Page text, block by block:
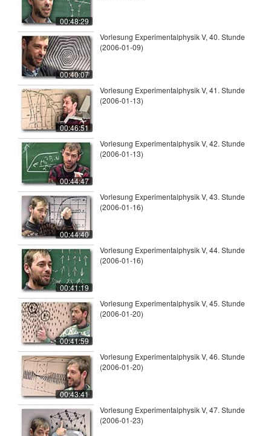
00:48:29
00:40:07
Vorlesung Experimentalphysik V, 40. Stunde
(2006-01-09)
00:46:51
Vorlesung Experimentalphysik V, 41. Stunde
(2006-01-13)
00:44:47
Vorlesung Experimentalphysik V, 42. Stunde
(2006-01-13)
00:44:40
Vorlesung Experimentalphysik V, 43. Stunde
(2006-01-16)
00:41:19
Vorlesung Experimentalphysik V, 44. Stunde
(2006-01-16)
00:41:59
Vorlesung Experimentalphysik V, 45. Stunde
(2006-01-20)
00:43:41
Vorlesung Experimentalphysik V, 46. Stunde
(2006-01-20)
Vorlesung Experimentalphysik V, 47. Stunde
(2006-01-23)